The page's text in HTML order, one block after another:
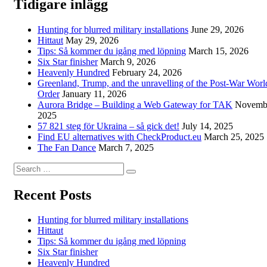
Tidigare inlägg
Hunting for blurred military installations June 29, 2026
Hittaut May 29, 2026
Tips: Så kommer du igång med löpning March 15, 2026
Six Star finisher March 9, 2026
Heavenly Hundred February 24, 2026
Greenland, Trump, and the unravelling of the Post-War
Order January 11, 2026
Aurora Bridge – Building a Web Gateway for TAK
2025
57 821 steg för Ukraina – så gick det! July 14, 2025
Find EU alternatives with CheckProduct.eu March 25, 2025
The Fan Dance March 7, 2025
Search
for:
Search
Recent Posts
Hunting for blurred military installations
Hittaut
Tips: Så kommer du igång med löpning
Six Star finisher
Heavenly Hundred